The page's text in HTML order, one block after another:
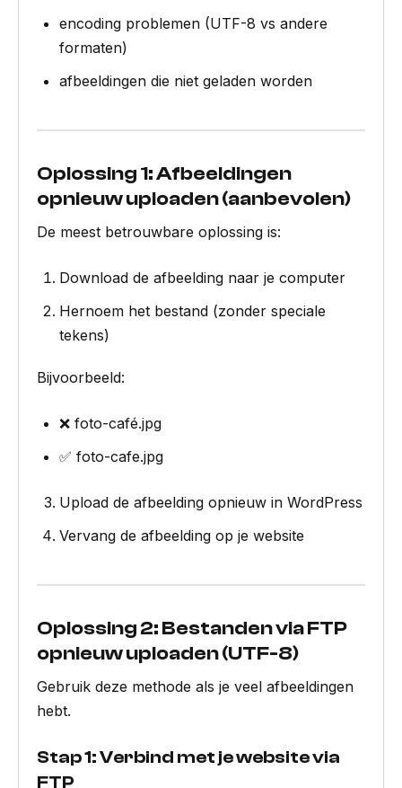
encoding problemen (UTF-8 vs andere
formaten)
afbeeldingen die niet geladen worden
Oplossing 1: Afbeeldingen
opnieuw uploaden (aanbevolen)
De meest betrouwbare oplossing is:
Download de afbeelding naar je computer
Hernoem het bestand (zonder speciale
tekens)
Bijvoorbeeld:
❌ foto-café.jpg
✅ foto-cafe.jpg
Upload de afbeelding opnieuw in WordPress
Vervang de afbeelding op je website
Oplossing 2: Bestanden via FTP
opnieuw uploaden (UTF-8)
Gebruik deze methode als je veel afbeeldingen
hebt.
Stap 1: Verbind met je website via
FTP